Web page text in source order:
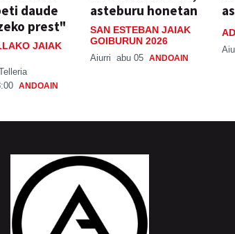
daude
prest"
JAIAK
ANDOAIN
asteburu honetan
SAN ESTEBAN JAIAK
GOIBURUN 2026
Aiurri abu 05 ANDOAIN